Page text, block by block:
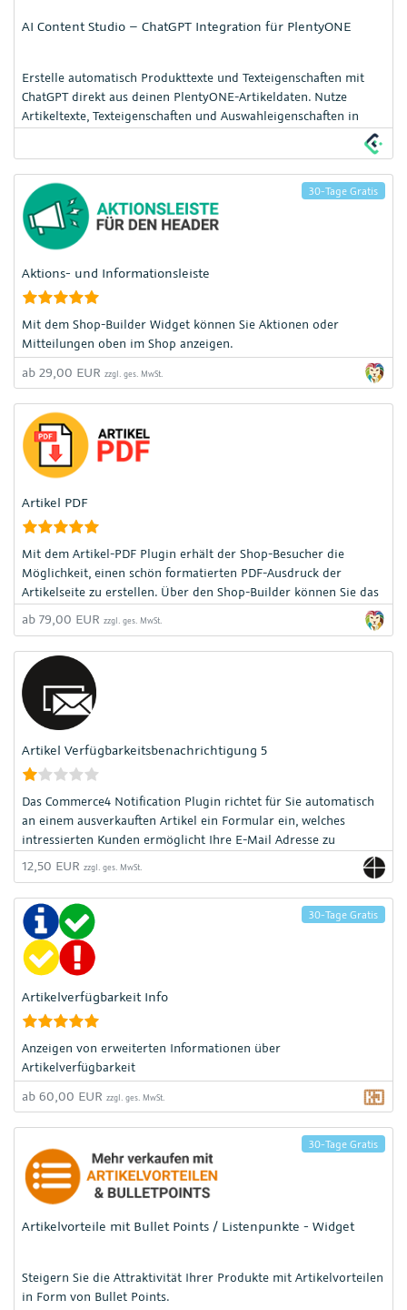
AI Content Studio – ChatGPT Integration für PlentyONE
Erstelle automatisch Produkttexte und Texteigenschaften mit
ChatGPT direkt aus deinen PlentyONE-Artikeldaten. Nutze
Artikeltexte, Texteigenschaften und Auswahleigenschaften in
30-Tage Gratis
Aktions- und Informationsleiste
Mit dem Shop-Builder Widget können Sie Aktionen oder
Mitteilungen oben im Shop anzeigen.
ab 29,00 EUR zzgl. ges. MwSt.
Artikel PDF
Mit dem Artikel-PDF Plugin erhält der Shop-Besucher die
Möglichkeit, einen schön formatierten PDF-Ausdruck der
Artikelseite zu erstellen. Über den Shop-Builder können Sie das
Template für den Ausdruck selbst nach Ihren Wünschen
aufbauen.
ab 79,00 EUR zzgl. ges. MwSt.
Artikel Verfügbarkeitsbenachrichtigung 5
Das Commerce4 Notification Plugin richtet für Sie automatisch
an einem ausverkauften Artikel ein Formular ein, welches
intressierten Kunden ermöglicht Ihre E-Mail Adresse zu
hinterlegen. Sollte der Artikel wieder verfügbar sein werden die
Kunden dann per Mail informiert.
12,50 EUR zzgl. ges. MwSt.
30-Tage Gratis
Artikelverfügbarkeit Info
Anzeigen von erweiterten Informationen über
Artikelverfügbarkeit
ab 60,00 EUR zzgl. ges. MwSt.
30-Tage Gratis
Artikelvorteile mit Bullet Points / Listenpunkte - Widget
Steigern Sie die Attraktivität Ihrer Produkte mit Artikelvorteilen
in Form von Bullet Points.